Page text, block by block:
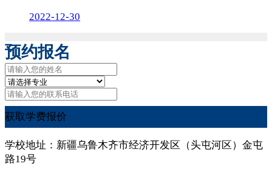
2022-12-30
预约报名
获取学费报价
学校地址：新疆乌鲁木齐市经济开发区（头屯河区）金屯
路19号